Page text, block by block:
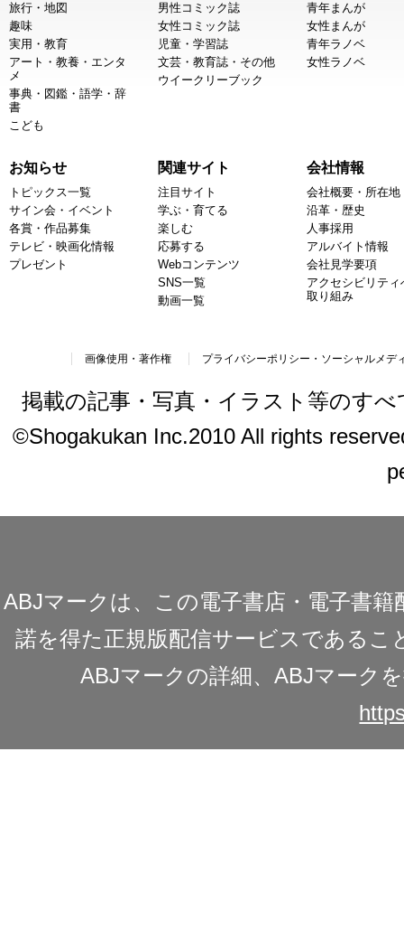
旅行・地図
趣味
実用・教育
アート・教養・エンタ
メ
事典・図鑑・語学・辞
書
こども
男性コミック誌
女性コミック誌
児童・学習誌
文芸・教育誌・その他
ウイークリーブック
青年まんが
女性まんが
青年ラノベ
女性ラノベ
お知らせ
トピックス一覧
サイン会・イベント
各賞・作品募集
テレビ・映画化情報
プレゼント
関連サイト
注目サイト
学ぶ・育てる
楽しむ
応募する
Webコンテンツ
SNS一覧
動画一覧
会社情報
会社概要・所在地
沿革・歴史
人事採用
アルバイト情報
会社見学要項
アクセシビリティ
取り組み
画像使用・著作権 プライバシーポリシー・ソーシャルメデ
掲載の記事・写真・イラスト等のす
©Shogakukan Inc.2010 All rights
ABJマークは、この電子書店・電子書
諾を得た正規版配信サービスであるこ
ABJマークの詳細、ABJマーク